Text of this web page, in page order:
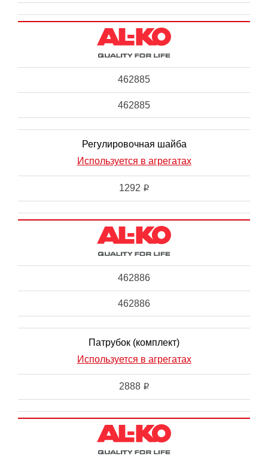
462885
462885
Регулировочная шайба
Используется в агрегатах
1292 i
462886
462886
Патрубок (комплект)
Используется в агрегатах
2888 i